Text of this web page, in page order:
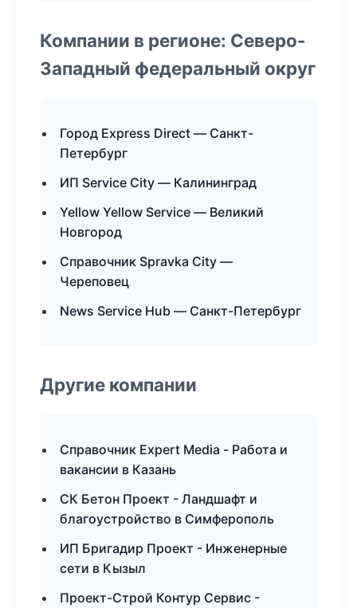
Компании в регионе: Северо-
Западный федеральный округ
Город Express Direct — Санкт-
Петербург
ИП Service City — Калининград
Yellow Yellow Service — Великий
Новгород
Справочник Spravka City —
Череповец
News Service Hub — Санкт-Петербург
Другие компании
Справочник Expert Media - Работа и
вакансии в Казань
СК Бетон Проект - Ландшафт и
благоустройство в Симферополь
ИП Бригадир Проект - Инженерные
сети в Кызыл
Проект-Строй Контур Сервис -